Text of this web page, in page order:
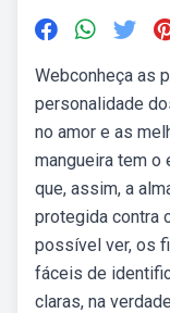
Webconheça as
personalidade
no amor e as
mangueira tem o
que, assim, a
protegida contra
possível ver, os
fáceis de
claras, na